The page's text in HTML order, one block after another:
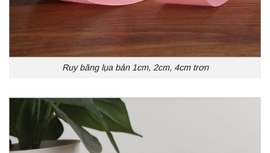
Ruy băng lụa bản 1cm, 2cm, 4cm trơn